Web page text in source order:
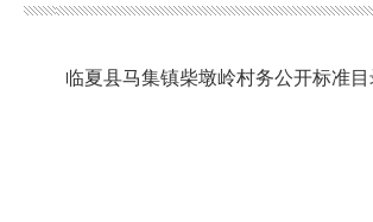
临夏县马集镇柴墩岭村务公开标准目